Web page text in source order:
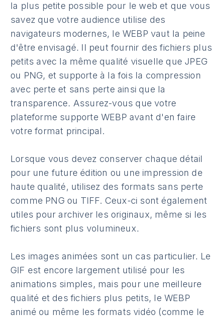
la plus petite possible pour le web et que vous
savez que votre audience utilise des
navigateurs modernes, le WEBP vaut la peine
d'être envisagé. Il peut fournir des fichiers plus
petits avec la même qualité visuelle que JPEG
ou PNG, et supporte à la fois la compression
avec perte et sans perte ainsi que la
transparence. Assurez-vous que votre
plateforme supporte WEBP avant d'en faire
votre format principal.
Lorsque vous devez conserver chaque détail
pour une future édition ou une impression de
haute qualité, utilisez des formats sans perte
comme PNG ou TIFF. Ceux-ci sont également
utiles pour archiver les originaux, même si les
fichiers sont plus volumineux.
Les images animées sont un cas particulier. Le
GIF est encore largement utilisé pour les
animations simples, mais pour une meilleure
qualité et des fichiers plus petits, le WEBP
animé ou même les formats vidéo (comme le